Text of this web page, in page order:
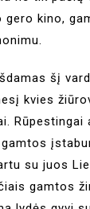
kino,
šį
kvies
su juos
gamtos